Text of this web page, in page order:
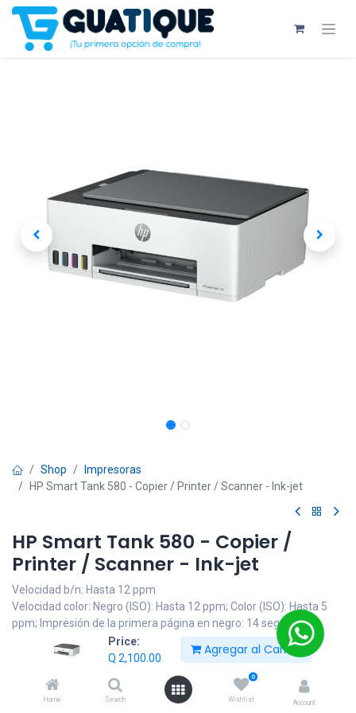
Price:
Q 2,100.00
Agregar al Carrito
Home Search
0
Wishlist Account
Shop
Impresoras
HP Smart Tank 580 - Copier / Printer / Scanner - Ink-jet
HP Smart Tank 580 - Copier /
Printer / Scanner - Ink-jet
Velocidad b/n: Hasta 12 ppm
Velocidad color: Negro (ISO): Hasta 12 ppm; Color (ISO): Hasta 5
ppm; Impresión de la primera página en negro: 14 segundos;
Impresión de la primera página en color: Velocidad máxima de 21
segundos; Negro borrador (A4): Hasta 22 ppm; Borrador a color
Capacidad de hojas: Hasta 100 hojas
Ciclo mensual (a4): Hasta 3,000 hojas